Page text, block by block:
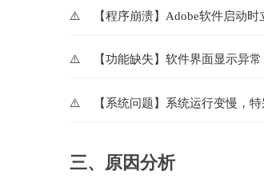
【程序崩溃】Adobe软件启动
【功能缺失】软件界面显示异
【系统问题】系统运行变慢，
三、原因分析